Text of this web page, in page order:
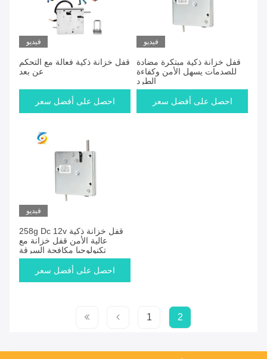
فيديو
قفل خزانة ذكية فعالة مع التحكم
عن بعد
احصل على أفضل سعر
فيديو
قفل خزانة ذكية مبتكرة مضادة
للصدمات يسهل الأمن وكفاءة
الطرد
احصل على أفضل سعر
فيديو
258g Dc 12v قفل خزانة ذكية
عالية الأمن قفل خزانة مع
تكنولوجيا مكافحة السرقة
احصل على أفضل سعر
1 2